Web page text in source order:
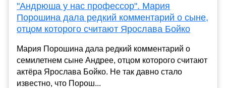
"Андрюша у нас профессор". Мария
Порошина дала редкий комментарий о сыне,
отцом которого считают Ярослава Бойко
Мария Порошина дала редкий комментарий о
семилетнем сыне Андрее, отцом которого считают
актёра Ярослава Бойко. Не так давно стало
известно, что Порош...